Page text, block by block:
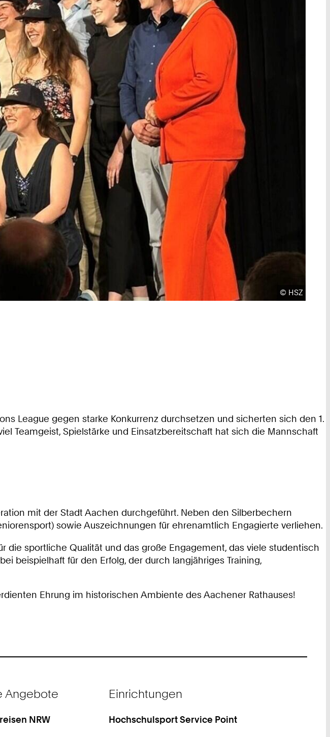
© HSZ
League gegen starke Konkurrenz durchsetzen und sicherten sich den 1.
Teamgeist, Spielstärke und Einsatzbereitschaft hat sich die Mannschaft
mit der Stadt Aachen durchgeführt. Neben den Silberbechern
sowie Auszeichnungen für ehrenamtlich Engagierte verliehen.
die sportliche Qualität und das große Engagement, das viele studentisch
beispielhaft für den Erfolg, der durch langjähriges Training,
Ehrung im historischen Ambiente des Aachener Rathauses!
Angebote
NRW
Einrichtungen
Hochschulsport Service Point